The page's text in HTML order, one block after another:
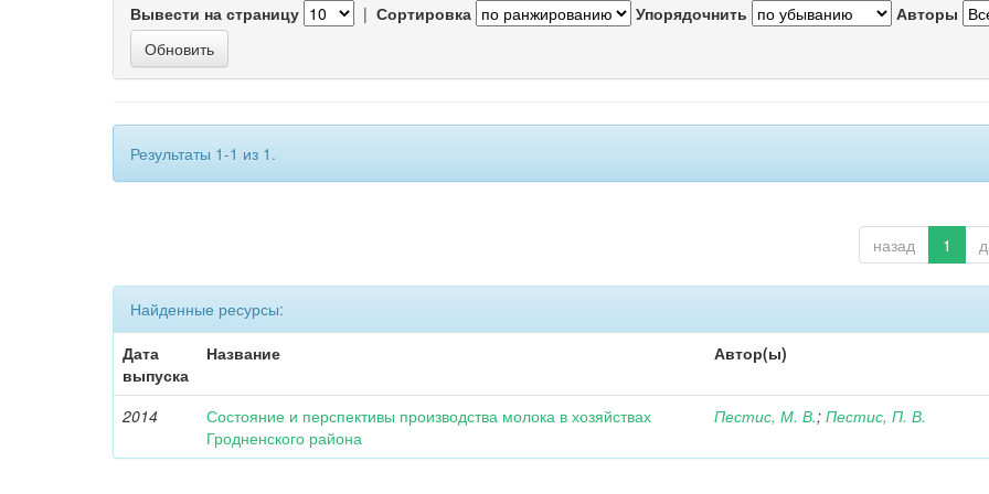
Вывести на страницу | Сортировка Упорядочнить Авторы
Результаты 1-1 из 1.
назад 1
Найденные ресурсы:
Дата
выпуска
Название Автор(ы)
2014
Состояние и перспективы производства молока в хозяйствах
Гродненского района
Пестис, М. В.;Пестис, П. В.